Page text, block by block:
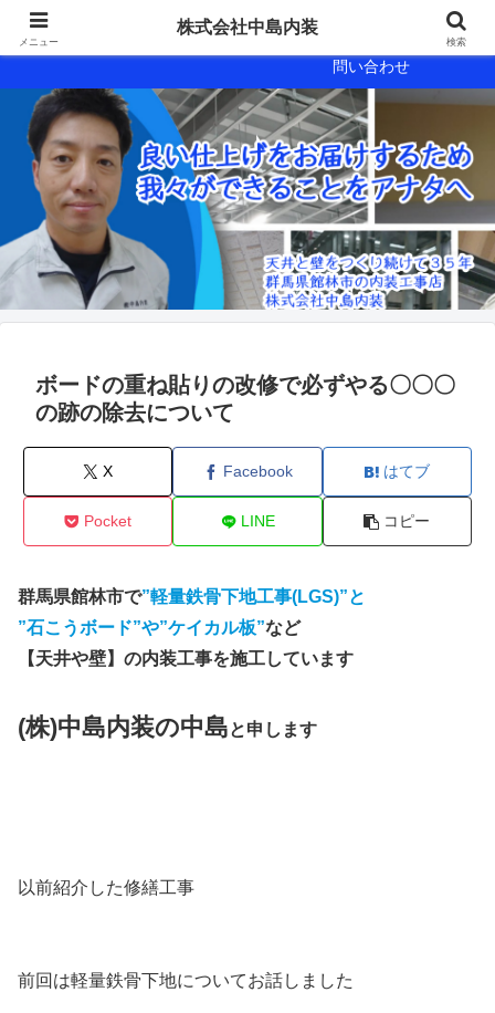
問い合わせ
ボードの重ね貼りの改修で必ずやる〇〇〇
の跡の除去について
X Facebook はてブ
Pocket LINE コピー
群馬県館林市で”軽量鉄骨下地工事(LGS)”と
”石こうボード”や”ケイカル板”など
【天井や壁】の内装工事を施工しています
(株)中島内装の中島と申します
以前紹介した修繕工事
前回は軽量鉄骨下地についてお話しました
メニュー
株式会社中島内装
検索